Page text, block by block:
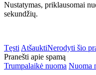
Nustatymas, priklausomai
sekundžių.
Tęsti AtšauktiNerodyti šio
Pranešti apie spamą
Trumpalaikė nuoma Nuoma